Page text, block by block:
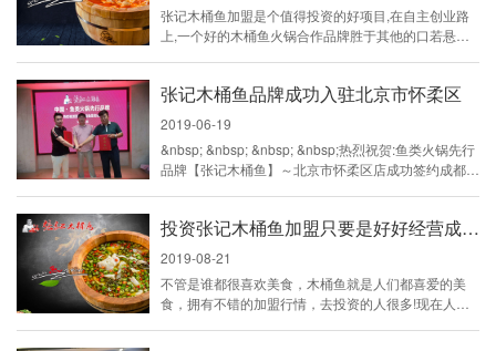
张记木桶鱼加盟是个值得投资的好项目,在自主创业路
上,一个好的木桶鱼火锅合作品牌胜于其他的口若悬河,
个值得投资的好项目,在自主创业路上,一个好的木桶鱼
代发展,消费者需求,独树一帜的产品特色便是成功创业
的保障。 张记木桶鱼加盟立志做木桶鱼火锅营养口
感的先...
张记木桶鱼品牌成功入驻北京市怀柔区
2019-06-19
&nbsp; &nbsp; &nbsp; &nbsp;热烈祝贺:鱼类火锅先行
品牌【张记木桶鱼】～北京市怀柔区店成功签约成都一
投资张记木桶鱼加盟只要是好好经营成功还是很简单的
2019-08-21
不管是谁都很喜欢美食，木桶鱼就是人们都喜爱的美
食，拥有不错的加盟行情，去投资的人很多!现在人们